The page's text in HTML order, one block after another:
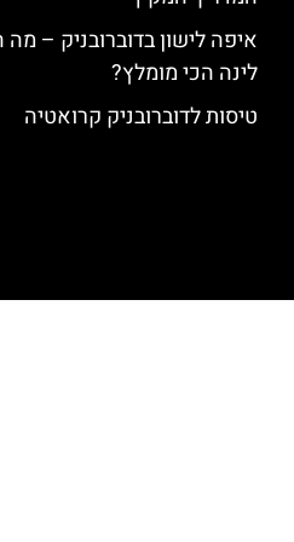
איפה לישון בדוברובניק – מה
לינה הכי מומלץ?
טיסות לדוברובניק קרואטיה